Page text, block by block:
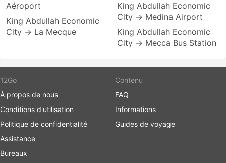
Aéroport
King Abdullah Economic
City → La Mecque
King Abdullah Economic
City → Medina Airport
King Abdullah Economic
City → Mecca Bus Station
12Go
À propos de nous
Conditions d'utilisation
Politique de confidentialité
Assistance
Bureaux
Contenu
FAQ
Informations
Guides de voyage